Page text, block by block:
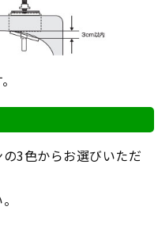
3色からお選びいただ